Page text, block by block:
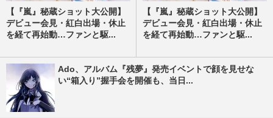
【『嵐』秘蔵ショット大公開】
デビュー会見・紅白出場・休止
を経て再始動…ファンと駆...
【『嵐』秘蔵ショット大公開】
デビュー会見・紅白出場・休止
を経て再始動…ファンと駆...
Ado、アルバム『残夢』発売イベントで顔を見せな
い“箱入り”握手会を開催も、当日...